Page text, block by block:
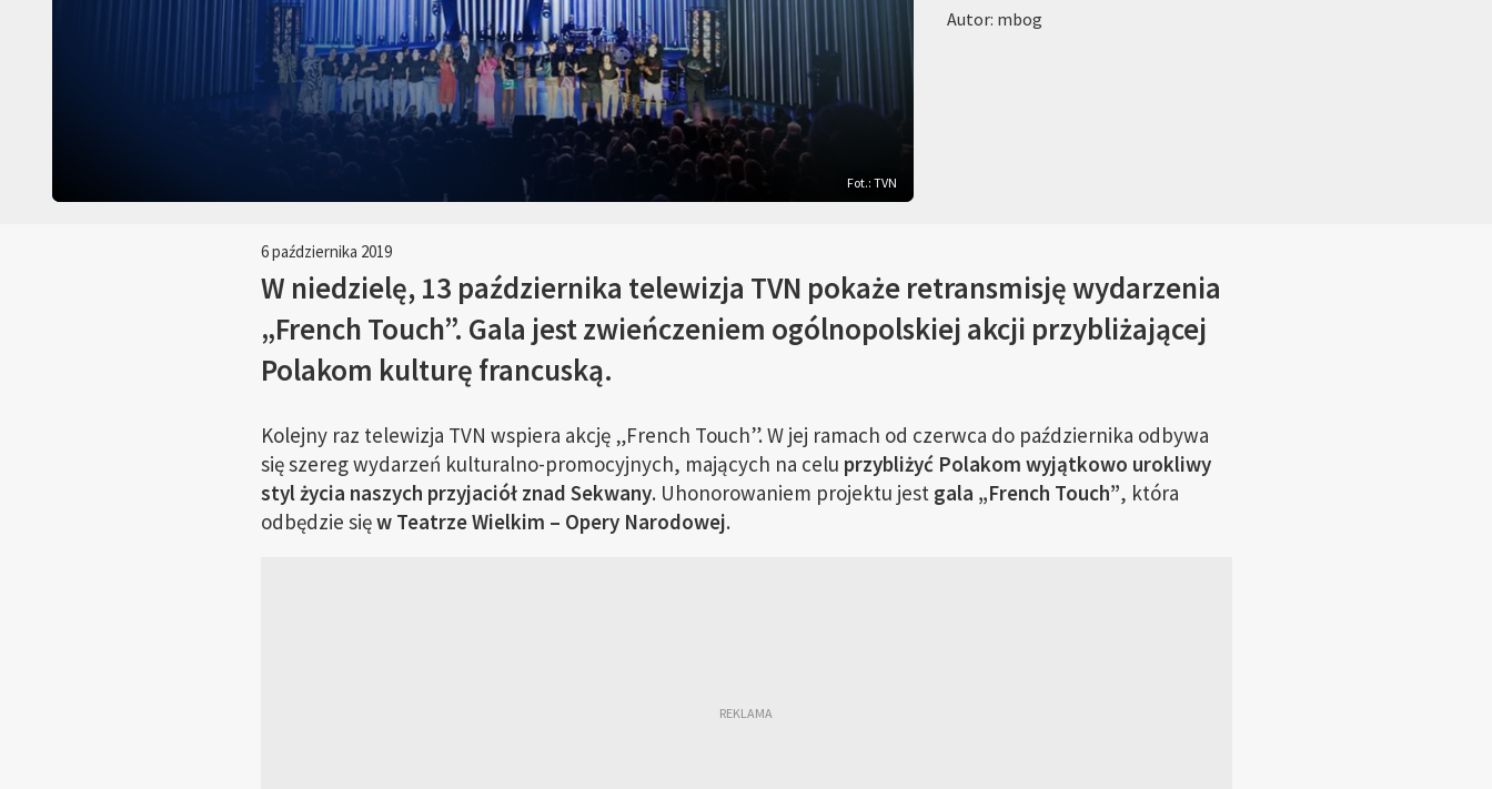
Autor: mbog
Fot.: TVN
6 października 2019
W niedzielę, 13 października telewizja TVN pokaże retransmisję wydarzenia
„French Touch”. Gala jest zwieńczeniem ogólnopolskiej akcji przybliżającej
Polakom kulturę francuską.
Kolejny raz telewizja TVN wspiera akcję „French Touch”. W jej ramach od czerwca do października odbywa
się szereg wydarzeń kulturalno-promocyjnych, mających na celu przybliżyć Polakom wyjątkowo urokliwy
styl życia naszych przyjaciół znad Sekwany. Uhonorowaniem projektu jest gala „French Touch”, która
odbędzie sięw Teatrze Wielkim – Opery Narodowej.